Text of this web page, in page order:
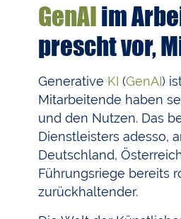
GenAIim
prescht vor,
Generative KI (GenAI)
Mitarbeitende haben
und den Nutzen. Das
Dienstleisters adesso,
Deutschland,
Führungsriege bereits
zurückhaltender.